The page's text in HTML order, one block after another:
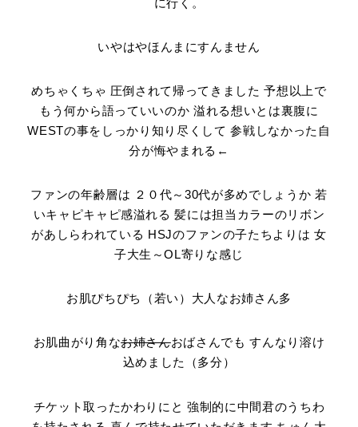
いやはやほんまにすんません
めちゃくちゃ 圧倒されて帰ってきました 予想以上で
もう何から語っていいのか 溢れる想いとは裏腹に
WESTの事をしっかり知り尽くして 参戦しなかった自
分が悔やまれる←
ファンの年齢層は ２０代～30代が多めでしょうか 若
いキャピキャピ感溢れる 髪には担当カラーのリボン
があしらわれている HSJのファンの子たちよりは 女
子大生～OL寄りな感じ
お肌ぴちぴち（若い）大人なお姉さん多
お肌曲がり角なお姉さんおばさんでも すんなり溶け
込めました（多分）
チケット取ったかわりにと 強制的に中間君のうちわ